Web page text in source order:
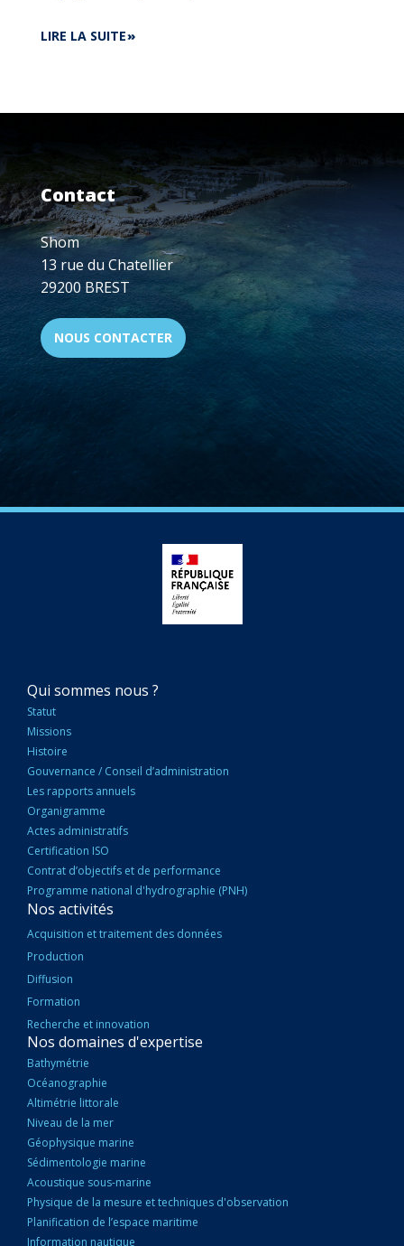
LIRE LA SUITEDE
CYBERSÉCURITÉ,
DATA...
VISIOCONFÉRENCE
LE
15
DÉCEMBRE,
18H
-
20H
Contact
Shom
13 rue du Chatellier
29200 BREST
NOUS CONTACTER
NAVIGATION
PRINCIPALE
Qui sommes nous ?
Statut
Missions
Histoire
Gouvernance / Conseil d’administration
Les rapports annuels
Organigramme
Actes administratifs
Certification ISO
Contrat d’objectifs et de performance
Programme national d'hydrographie (PNH)
Nos activités
Acquisition et traitement des données
Production
Diffusion
Formation
Recherche et innovation
Nos domaines d'expertise
Bathymétrie
Océanographie
Altimétrie littorale
Niveau de la mer
Géophysique marine
Sédimentologie marine
Acoustique sous-marine
Physique de la mesure et techniques d'observation
Planification de l’espace maritime
Information nautique